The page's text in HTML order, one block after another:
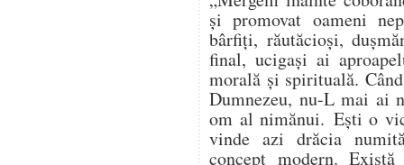
și promovat oameni
bârfiți, răutăcioși,
final, ucigași ai
morală și spirituală.
Dumnezeu, nu-L mai ai
om al nimănui. Ești o
vinde azi drăcia
concept modern.